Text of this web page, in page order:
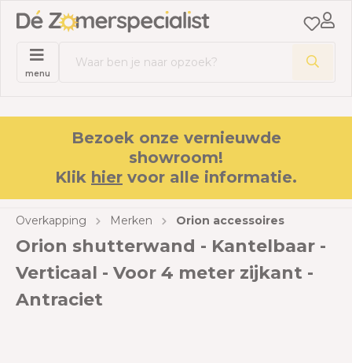
menu
Bezoek onze vernieuwde
showroom!
Klik hier voor alle informatie.
Overkapping Merken Orion accessoires
Orion shutterwand - Kantelbaar -
Verticaal - Voor 4 meter zijkant -
Antraciet